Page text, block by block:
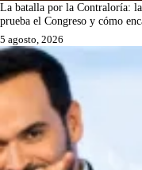
La batalla por la Contraloría:
prueba el Congreso y cómo
5 agosto, 2026